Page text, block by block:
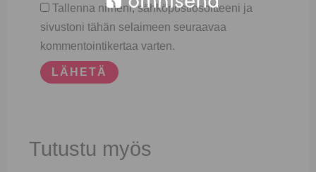
Tallenna nimeni, sähköpostiosoitteeni ja
sivustoni tähän selaimeen seuraavaa
kommentointikertaa varten.
Tutustu myös